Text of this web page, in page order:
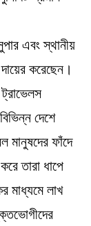
এবং স্থানীয়
করেছেন।
দেশে
মানুষদের ফাঁদে
তারা ধাপে
মাধ্যমে লাখ